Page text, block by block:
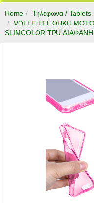
Home Τηλέφωνα / Tablets
VOLTE-TEL ΘΗΚΗ
SLIMCOLOR TPU